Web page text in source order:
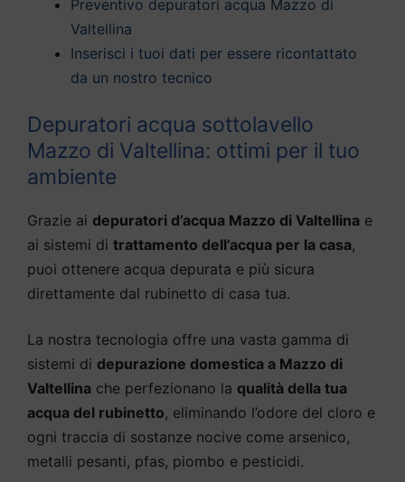
Preventivo depuratori acqua Mazzo di
Valtellina
Inserisci i tuoi dati per essere ricontattato
da un nostro tecnico
Depuratori acqua sottolavello
Mazzo di Valtellina: ottimi per il tuo
ambiente
Grazie ai depuratori d’acqua Mazzo di Valtellina e
ai sistemi di trattamento dell’acqua per la casa,
puoi ottenere acqua depurata e più sicura
direttamente dal rubinetto di casa tua.
La nostra tecnologia offre una vasta gamma di
sistemi di depurazione domestica a Mazzo di
Valtellina che perfezionano la qualità della tua
acqua del rubinetto, eliminando l’odore del cloro e
ogni traccia di sostanze nocive come arsenico,
metalli pesanti, pfas, piombo e pesticidi.